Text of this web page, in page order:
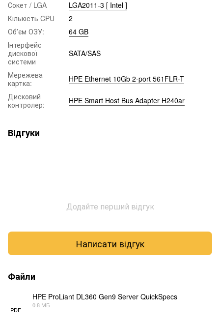
Сокет / LGA
LGA2011-3 [ Intel ]
Кількість CPU
2
Обʼєм ОЗУ:
64 GB
Інтерфейс
дискової
системи
SATA/SAS
Мережева
картка:
HPE Ethernet 10Gb 2-port 561FLR-T
Дисковий
контролер:
HPE Smart Host Bus Adapter H240ar
Відгуки
Додайте перший відгук
Написати відгук
Файли
PDF
HPE ProLiant DL360 Gen9 Server QuickSpecs
0.8 МБ